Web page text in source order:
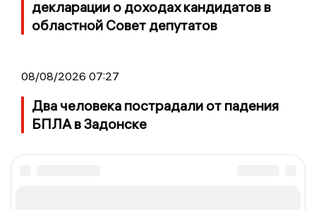
декларации о доходах кандидатов в
областной Совет депутатов
08/08/2026 07:27
Два человека пострадали от падения
БПЛА в Задонске